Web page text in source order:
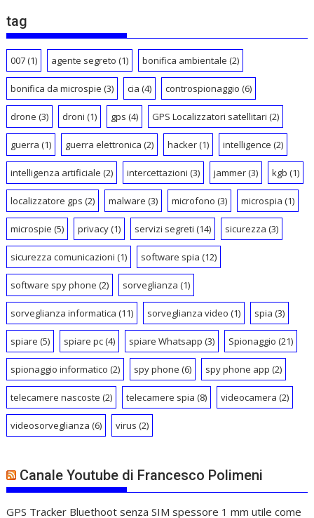
tag
007(1) agente segreto (1) bonifica ambientale (2)
bonifica da microspie (3) cia (4) controspionaggio (6)
drone (3) droni (1) gps (4) GPS Localizzatori satellitari (2)
guerra (1) guerra elettronica (2) hacker(1) intelligence (2)
intelligenza artificiale (2) intercettazioni (3) jammer(3) kgb (1)
localizzatore gps (2) malware (3) microfono (3) microspia (1)
microspie (5) privacy(1) servizi segreti (14) sicurezza (3)
sicurezza comunicazioni (1) software spia (12)
software spy phone (2) sorveglianza (1)
sorveglianza informatica (11) sorveglianza video (1) spia (3)
spiare (5) spiare pc(4) spiare Whatsapp (3) Spionaggio (21)
spionaggio informatico (2) spy phone (6) spy phone app (2)
telecamere nascoste (2) telecamere spia (8) videocamera (2)
videosorveglianza (6) virus (2)
Canale Youtube di Francesco Polimeni
GPS Tracker Bluethoot senza SIM spessore 1 mm utile come